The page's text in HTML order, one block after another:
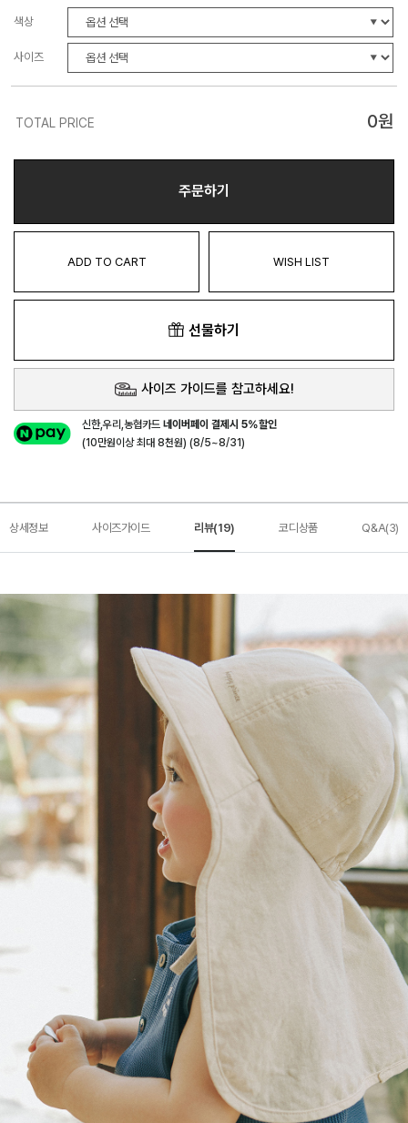
색상
사이즈
TOTAL PRICE 0원
주문하기
ADD TO CART WISH LIST
선물하기
사이즈 가이드를 참고하세요!
신한,우리,농협카드네이버페이 결제시 5%할인
(10만원이상 최대 8천원) (8/5~8/31)
상세정보 사이즈가이드 리뷰(19) 코디상품 Q&A(3)